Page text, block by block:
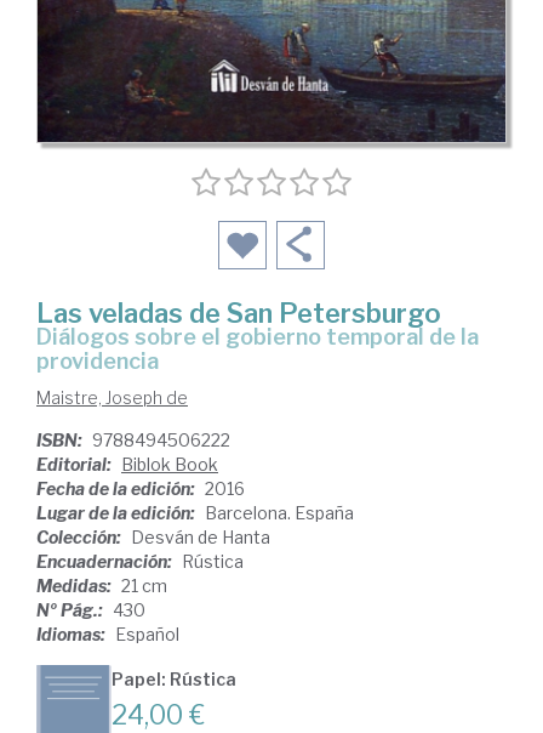
Las veladas de San Petersburgo
diálogos sobre el gobierno temporal de la
providencia
Maistre, Joseph de
ISBN: 9788494506222
Editorial: Biblok Book
Fecha de la edición: 2016
Lugar de la edición: Barcelona. España
Colección: Desván de Hanta
Encuadernación: Rústica
Medidas: 21 cm
Nº Pág.: 430
Idiomas: Español
Papel: Rústica
24,00 €